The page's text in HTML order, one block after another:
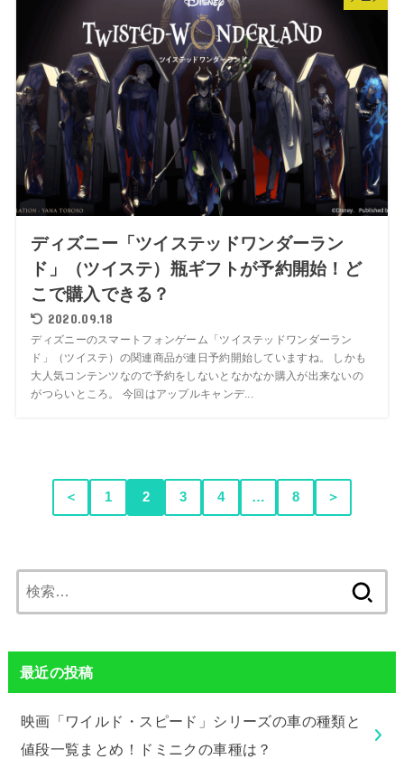
ディズニー「ツイステッドワンダーラン
ド」（ツイステ）瓶ギフトが予約開始！ど
こで購入できる？
2020.09.18
ディズニーのスマートフォンゲーム「ツイステッドワンダーラン
ド」（ツイステ）の関連商品が連日予約開始していますね。 しかも
大人気コンテンツなので予約をしないとなかなか購入が出来ないの
がつらいところ。 今回はアップルキャンデ...
＜ 1 2 3 4 … 8 ＞
索:
最近の投稿
映画「ワイルド・スピード」シリーズの車の種類と
値段一覧まとめ！ドミニクの車種は？